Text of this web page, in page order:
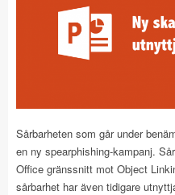
Sårbarheten som går under
en ny spearphishing-kampanj.
Office gränssnitt mot Object
sårbarhet har även tidigare